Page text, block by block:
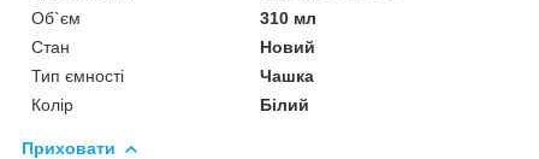
Об`єм
310 мл
Стан
Новий
Тип ємності
Чашка
Колір
Білий
Приховати